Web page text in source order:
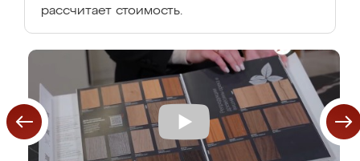
рассчитает стоимость.